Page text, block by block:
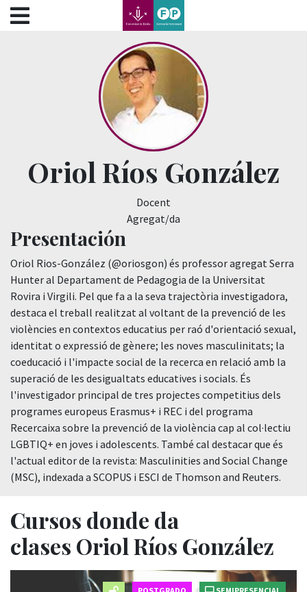
???label.access.jump.content???
???label.access.jump.header???
???label.access.jump.footer???
???label.access.jump.menu???
Oriol Ríos González
Docent
Agregat/da
Presentación
Oriol Rios-González (@oriosgon) és professor agregat Serra
Hunter al Departament de Pedagogia de la Universitat
Rovira i Virgili. Pel que fa a la seva trajectòria investigadora,
destaca el treball realitzat al voltant de la prevenció de les
violències en contextos educatius per raó d'orientació sexual,
identitat o expressió de gènere; les noves masculinitats; la
coeducació i l'impacte social de la recerca en relació amb la
superació de les desigualtats educatives i socials. És
l'investigador principal de tres projectes competitius dels
programes europeus Erasmus+ i REC i del programa
Recercaixa sobre la prevenció de la violència cap al col·lectiu
LGBTIQ+ en joves i adolescents. També cal destacar que és
l'actual editor de la revista: Masculinities and Social Change
(MSC), indexada a SCOPUS i ESCI de Thomson and Reuters.
Cursos donde da
clases Oriol Ríos González